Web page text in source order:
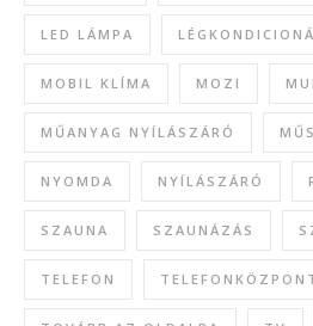
LED LÁMPA
MOBIL KLÍMA MOZI
MŰANYAG NYÍLÁSZÁRÓ
NYOMDA NYÍLÁSZÁRÓ
SZAUNA SZAUNÁZÁS
TELEFON